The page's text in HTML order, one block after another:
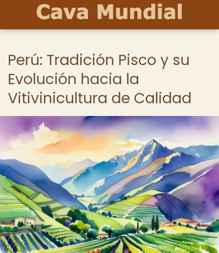
Perú: Tradición Pisco y su
Evolución hacia la
Vitivinicultura de Calidad